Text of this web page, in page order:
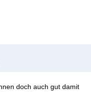
doch auch gut damit